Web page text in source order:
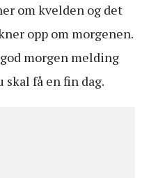
om kvelden og det
opp om morgenen.
morgen melding
skal få en fin dag.